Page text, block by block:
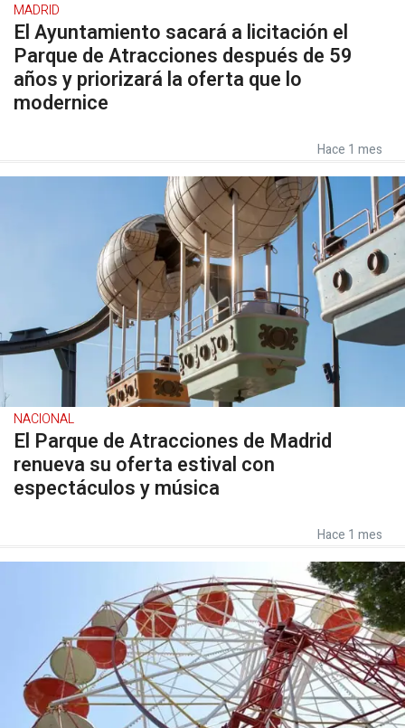
MADRID
El Ayuntamiento sacará a licitación el
Parque de Atracciones después de 59
años y priorizará la oferta que lo
modernice
Hace 1 mes
NACIONAL
El Parque de Atracciones de Madrid
renueva su oferta estival con
espectáculos y música
Hace 1 mes